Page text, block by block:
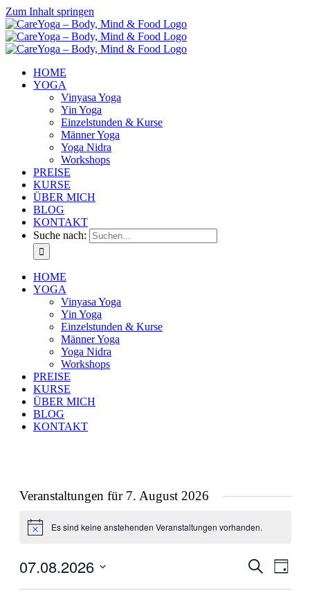
Zum Inhalt springen
HOME
YOGA
Vinyasa Yoga
Yin Yoga
Einzelstunden & Kurse
Männer Yoga
Yoga Nidra
Workshops
PREISE
KURSE
ÜBER MICH
BLOG
KONTAKT
Suche nach:
HOME
YOGA
Vinyasa Yoga
Yin Yoga
Einzelstunden & Kurse
Männer Yoga
Yoga Nidra
Workshops
PREISE
KURSE
ÜBER MICH
BLOG
KONTAKT
Veranstaltungen für 7. August 2026
HinweisEs sind keine anstehenden Veranstaltungen vorhanden.
Suche
Tag
07.08.2026